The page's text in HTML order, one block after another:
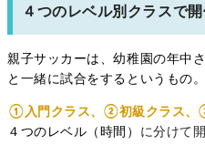
４つのレベル別クラスで開
親子サッカーは、幼稚園の年中
と一緒に試合をするというもの。
①入門クラス、②初級クラス、
４つのレベル（時間） に分けて